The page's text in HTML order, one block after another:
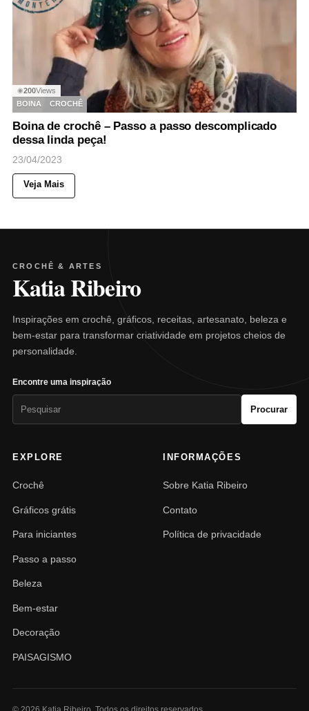
◉200Views
BOINA
CROCHÊ
Boina de crochê – Passo a passo descomplicado
dessa linda peça!
23/04/2023
Veja Mais
CROCHÊ & ARTES
Katia Ribeiro
Inspirações em crochê, gráficos, receitas, artesanato, beleza e
bem-estar para transformar criatividade em projetos cheios de
personalidade.
Encontre uma inspiração
Procurar
EXPLORE
Crochê
Gráficos grátis
Para iniciantes
Passo a passo
Beleza
Bem-estar
Decoração
PAISAGISMO
INFORMAÇÕES
Sobre Katia Ribeiro
Contato
Política de privacidade